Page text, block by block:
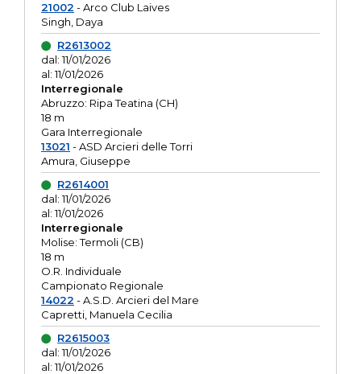
21002 - Arco Club Laives
Singh, Daya
R2613002
dal: 11/01/2026
al: 11/01/2026
Interregionale
Abruzzo: Ripa Teatina (CH)
18 m
Gara Interregionale
13021 - ASD Arcieri delle Torri
Amura, Giuseppe
R2614001
dal: 11/01/2026
al: 11/01/2026
Interregionale
Molise: Termoli (CB)
18 m
O.R. Individuale
Campionato Regionale
14022 - A.S.D. Arcieri del Mare
Capretti, Manuela Cecilia
R2615003
dal: 11/01/2026
al: 11/01/2026